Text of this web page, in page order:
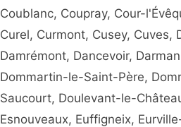
Coublanc, Coupray, Cour-
Curel, Curmont, Cusey,
Damrémont, Dancevoir,
Dommartin-le-Saint-Père,
Saucourt, Doulevant-le-
Esnouveaux, Euffigneix,